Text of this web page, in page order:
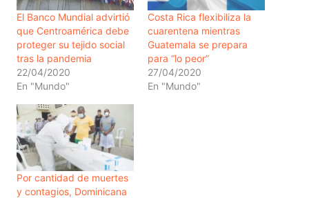
El Banco Mundial advirtió
que Centroamérica debe
proteger su tejido social
tras la pandemia
22/04/2020
En "Mundo"
Costa Rica flexibiliza la
cuarentena mientras
Guatemala se prepara
para “lo peor”
27/04/2020
En "Mundo"
Por cantidad de muertes
y contagios, Dominicana